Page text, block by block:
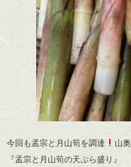
今回も孟宗と月山筍を調達
山
『孟宗と月山筍の天ぷら盛り』